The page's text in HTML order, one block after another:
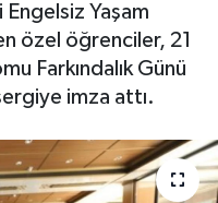
Yaşam
özel öğrenciler, 21
Farkındalık Günü
imza attı.